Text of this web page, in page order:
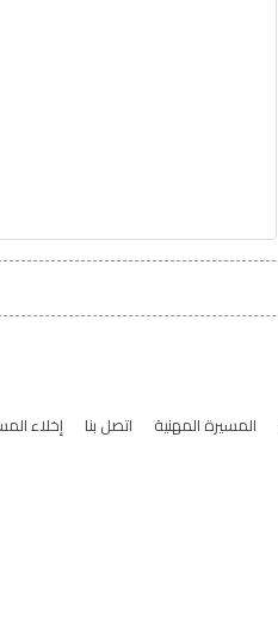
المسيرة المهنية اتصل بنا إخلاء